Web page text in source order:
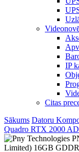
IP
Citas
Sākums Datoru
Quadro RTX 2000